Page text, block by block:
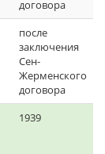
договора
после
заключения
Сен-
Жерменского
договора
1939